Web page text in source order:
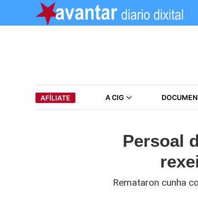
AFÍLIATE A CIG
Persoal
Remataron cunha